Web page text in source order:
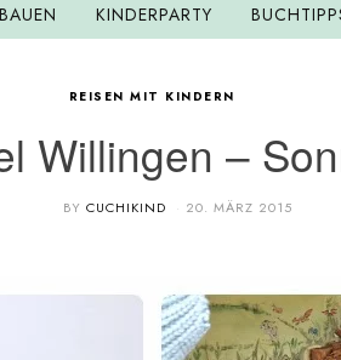
BAUEN KINDERPARTY
REISEN MIT KINDERN
Willingen –
BY CUCHIKIND 20. MÄRZ 2015